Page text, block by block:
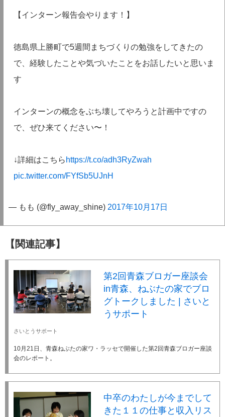
【インターン報告会やります！】
徳島県上勝町で5週間まちづくりの勉強をしてきたの
で、経験したことや気づいたことをお話したいと思いま
す
インターンの概念をぶち壊してやろうと計画中ですの
で、ぜひ来てください〜！
↓詳細はこちら https://t.co/adh3RyZwah
pic.twitter.com/FYfSb5UJnH
— もも (@fly_away_shine) 2017年10月17日
【関連記事】
第2回青森ブロガー座談会
in青森、ねぶたの家でブロ
グトークしました | さいと
うサポート
さいとうサポート
10月21日、青森ねぶたの家ワ・ラッセで開催した第2回青森ブロガー座談
会のレポート。
中卒のわたしが今までして
きた１１の仕事と収入リス